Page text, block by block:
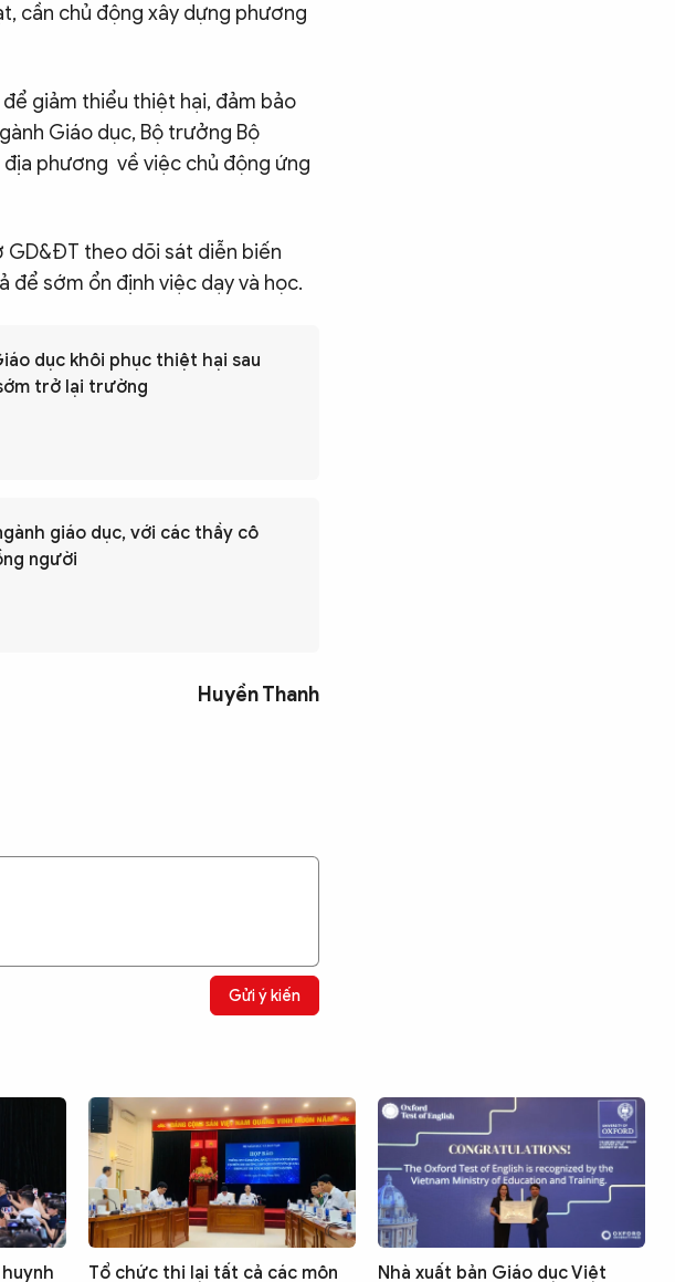
cần chủ động xây dựng phương
giảm thiểu thiệt hại, đảm bảo
Giáo dục, Bộ trưởng Bộ
phương về việc chủ động ứng
GD&ĐT theo dõi sát diễn biến
để sớm ổn định việc dạy và học.
dục khôi phục thiệt hại sau
trở lại trường
giáo dục, với các thầy cô
người
Huyền Thanh
Gửi ý kiến
Tổ chức thi lại tất cả các môn Nhà xuất bản Giáo dục Việt